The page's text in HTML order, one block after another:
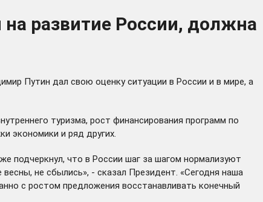
развитие России, должна
Путин дал свою оценку ситуации в России и в мире, а
туризма, рост финансирования программ по
экономики и ряд других.
подчеркнул, что в России шаг за шагом нормализуют
не сбылись», - сказал Президент. «Сегодня наша
с ростом предложения восстанавливать конечный